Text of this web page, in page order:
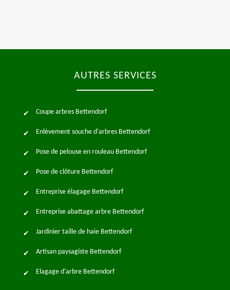
AUTRES SERVICES
Coupe arbres Bettendorf
Enlèvement souche d'arbres Bettendorf
Pose de pelouse en rouleau Bettendorf
Pose de clôture Bettendorf
Entreprise élagage Bettendorf
Entreprise abattage arbre Bettendorf
Jardinier taille de haie Bettendorf
Artisan paysagiste Bettendorf
Elagage d'arbre Bettendorf